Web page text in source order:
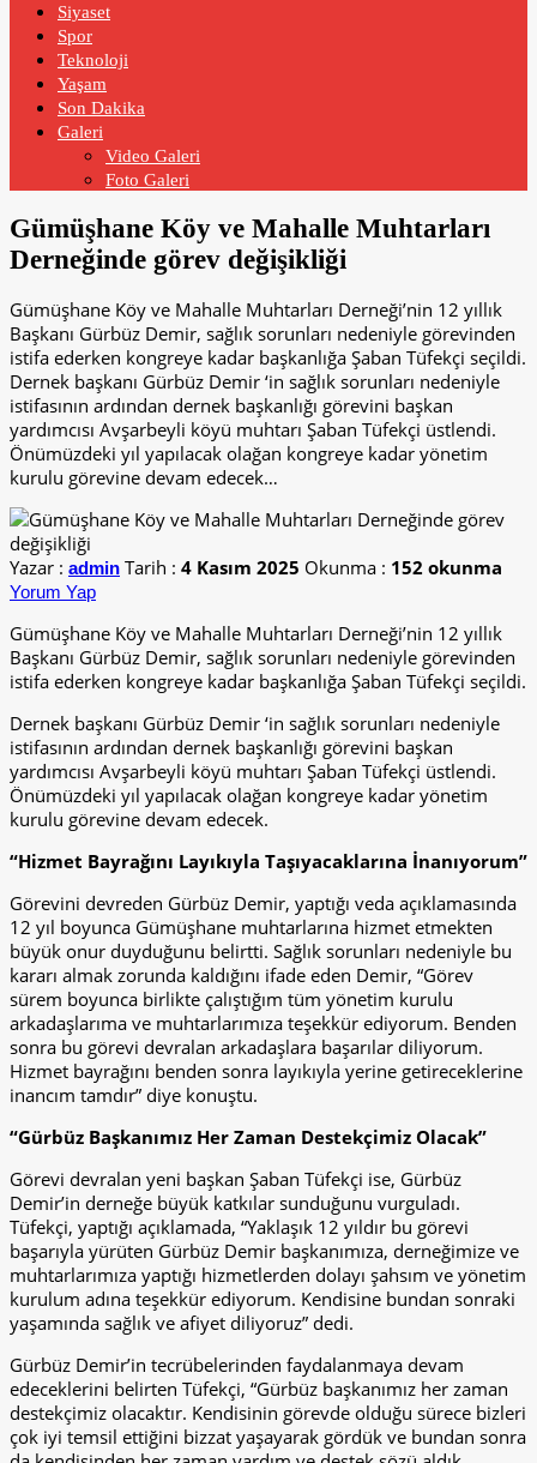
Siyaset
Spor
Teknoloji
Yaşam
Son Dakika
Galeri
Video Galeri
Foto Galeri
Gümüşhane Köy ve Mahalle Muhtarları
Derneğinde görev değişikliği
Gümüşhane Köy ve Mahalle Muhtarları Derneği’nin 12 yıllık
Başkanı Gürbüz Demir, sağlık sorunları nedeniyle görevinden
istifa ederken kongreye kadar başkanlığa Şaban Tüfekçi seçildi.
Dernek başkanı Gürbüz Demir ‘in sağlık sorunları nedeniyle
istifasının ardından dernek başkanlığı görevini başkan
yardımcısı Avşarbeyli köyü muhtarı Şaban Tüfekçi üstlendi.
Önümüzdeki yıl yapılacak olağan kongreye kadar yönetim
kurulu görevine devam edecek…
Yazar : admin Tarih : 4 Kasım 2025 Okunma : 152 okunma
Yorum Yap
Gümüşhane Köy ve Mahalle Muhtarları Derneği’nin 12 yıllık
Başkanı Gürbüz Demir, sağlık sorunları nedeniyle görevinden
istifa ederken kongreye kadar başkanlığa Şaban Tüfekçi seçildi.
Dernek başkanı Gürbüz Demir ‘in sağlık sorunları nedeniyle
istifasının ardından dernek başkanlığı görevini başkan
yardımcısı Avşarbeyli köyü muhtarı Şaban Tüfekçi üstlendi.
Önümüzdeki yıl yapılacak olağan kongreye kadar yönetim
kurulu görevine devam edecek.
“Hizmet Bayrağını Layıkıyla Taşıyacaklarına İnanıyorum”
Görevini devreden Gürbüz Demir, yaptığı veda açıklamasında
12 yıl boyunca Gümüşhane muhtarlarına hizmet etmekten
büyük onur duyduğunu belirtti. Sağlık sorunları nedeniyle bu
kararı almak zorunda kaldığını ifade eden Demir, “Görev
sürem boyunca birlikte çalıştığım tüm yönetim kurulu
arkadaşlarıma ve muhtarlarımıza teşekkür ediyorum. Benden
sonra bu görevi devralan arkadaşlara başarılar diliyorum.
Hizmet bayrağını benden sonra layıkıyla yerine getireceklerine
inancım tamdır” diye konuştu.
“Gürbüz Başkanımız Her Zaman Destekçimiz Olacak”
Görevi devralan yeni başkan Şaban Tüfekçi ise, Gürbüz
Demir’in derneğe büyük katkılar sunduğunu vurguladı.
Tüfekçi, yaptığı açıklamada, “Yaklaşık 12 yıldır bu görevi
başarıyla yürüten Gürbüz Demir başkanımıza, derneğimize ve
muhtarlarımıza yaptığı hizmetlerden dolayı şahsım ve yönetim
kurulum adına teşekkür ediyorum. Kendisine bundan sonraki
yaşamında sağlık ve afiyet diliyoruz” dedi.
Gürbüz Demir’in tecrübelerinden faydalanmaya devam
edeceklerini belirten Tüfekçi, “Gürbüz başkanımız her zaman
destekçimiz olacaktır. Kendisinin görevde olduğu sürece bizleri
çok iyi temsil ettiğini bizzat yaşayarak gördük ve bundan sonra